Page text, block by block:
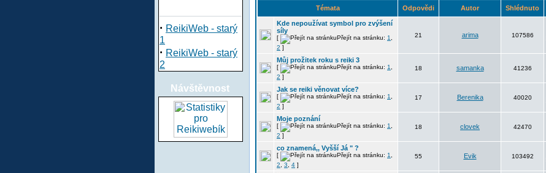
· ReikiWeb - starý
1
· ReikiWeb - starý
2
Návštěvnost
Témata Odpovědi Autor Shlédnuto
Kde nepoužívat symbol pro zvýšení
síly
[ Přejít na stránku: 1
2 ]
21 arima 107586
Můj prožitek roku s reiki 3
[ Přejít na stránku: 1
2 ]
18 samanka 41236
Jak se reiki věnovat více?
[ Přejít na stránku: 1
2 ]
17 Berenika 40020
Moje poznání
[ Přejít na stránku: 1
2 ]
18 clovek 42470
co znamená,, Vyšší Já " ?
[ Přejít na stránku: 1
2
3 4 ]
55 Evik 103492